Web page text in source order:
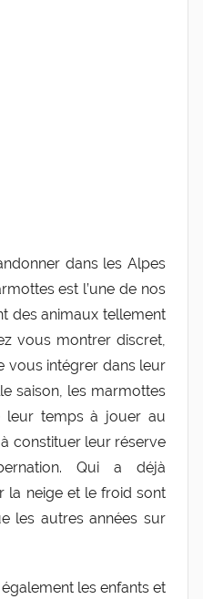
dans les Alpes
est l’une de nos
des animaux tellement
vous montrer discret,
vous intégrer dans leur
saison, les marmottes
leur temps à jouer au
constituer leur réserve
Qui a déjà
la neige et le froid sont
les autres années sur
les enfants et